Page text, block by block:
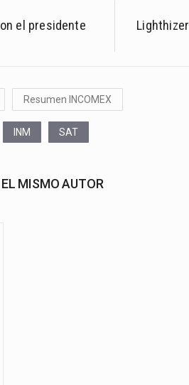
el presidente
Resumen INCOMEX
INM SAT
EL MISMO AUTOR